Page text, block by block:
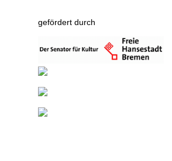
gefördert durch